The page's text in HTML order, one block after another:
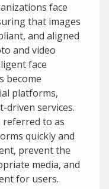
face
that images
and aligned
and video
face
become
platforms,
driven services.
to as
quickly and
prevent the
media, and
for users.